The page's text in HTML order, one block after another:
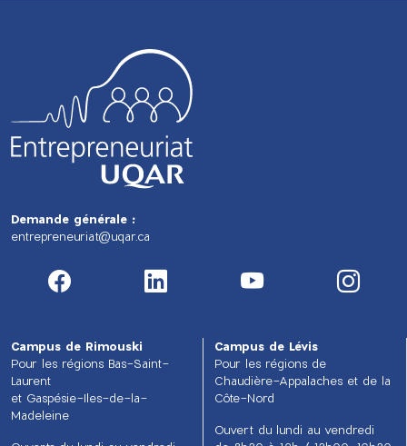
Demande générale :
entrepreneuriat@uqar.ca
Campus de Rimouski
Pour les régions Bas-Saint-
Laurent
et Gaspésie-Iles-de-la-
Madeleine
Campus de Lévis
Pour les régions de
Chaudière-Appalaches et de la
Côte-Nord
Ouvert du lundi au vendredi